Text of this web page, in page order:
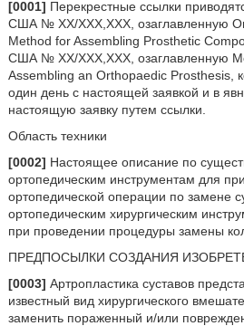
[0001] Перекрестные ссылки
США № XX/XXX,XXX, озаглавленную
Method for Assembling Prosthetic
США № XX/XXX,XXX, озаглавленную
Assembling an Orthopaedic Prosthesis,
один день с настоящей заявкой и в
настоящую заявку путем ссылки.
Область техники
[0002] Настоящее описание по
ортопедическим инструментам для
ортопедической операции по замене
ортопедическим хирургическим
при проведении процедуры замены
ПРЕДПОСЫЛКИ СОЗДАНИЯ
[0003] Артропластика суставов
известный вид хирургического
заменить пораженный и/или